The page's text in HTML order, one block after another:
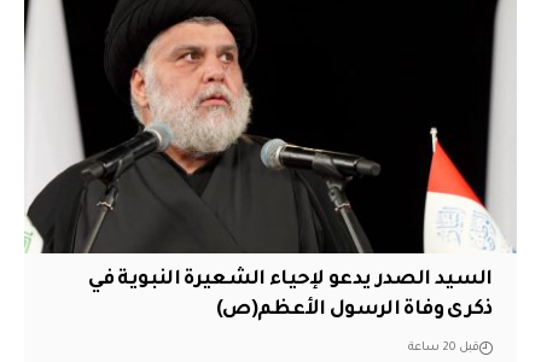
السيد الصدر يدعو لإحياء الشعيرة النبوية في
ذكرى وفاة الرسول الأعظم(ص)
قبل 20 ساعة